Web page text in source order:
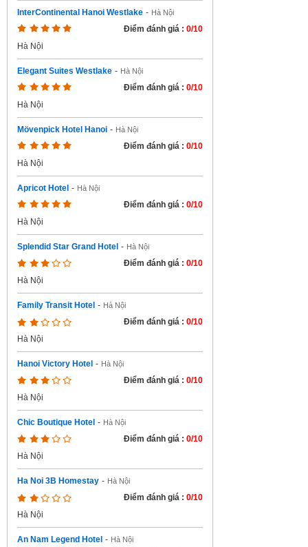
InterContinental Hanoi Westlake - Hà Nội
Điểm đánh giá : 0/10
Hà Nội
Elegant Suites Westlake - Hà Nội
Điểm đánh giá : 0/10
Hà Nội
Mövenpick Hotel Hanoi - Hà Nội
Điểm đánh giá : 0/10
Hà Nội
Apricot Hotel - Hà Nội
Điểm đánh giá : 0/10
Hà Nội
Splendid Star Grand Hotel - Hà Nội
Điểm đánh giá : 0/10
Hà Nội
Family Transit Hotel - Hà Nội
Điểm đánh giá : 0/10
Hà Nội
Hanoi Victory Hotel - Hà Nội
Điểm đánh giá : 0/10
Hà Nội
Chic Boutique Hotel - Hà Nội
Điểm đánh giá : 0/10
Hà Nội
Ha Noi 3B Homestay - Hà Nội
Điểm đánh giá : 0/10
Hà Nội
An Nam Legend Hotel - Hà Nội